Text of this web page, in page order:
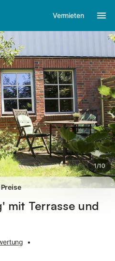
Vermieten
1/10
mit Terrasse und
•